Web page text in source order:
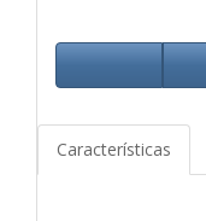
Características